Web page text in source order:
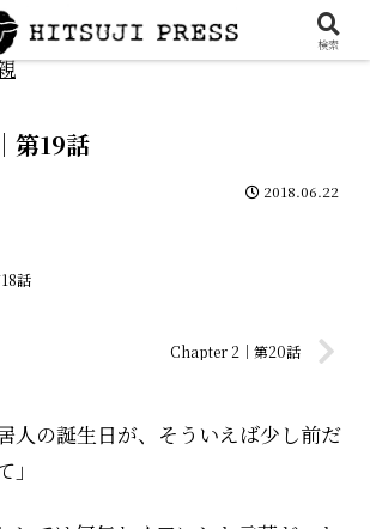
第19話
2018.06.22
話
Chapter 2｜第20話
人の誕生日が、そういえば少し前だ
検索